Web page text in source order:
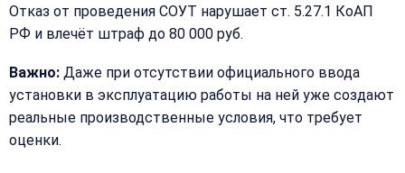
Отказ от проведения СОУТ нарушает ст. 5.27.1 КоАП
РФ и влечёт штраф до 80 000 руб.
Важно: Даже при отсутствии официального ввода
установки в эксплуатацию работы на ней уже создают
реальные производственные условия, что требует
оценки.